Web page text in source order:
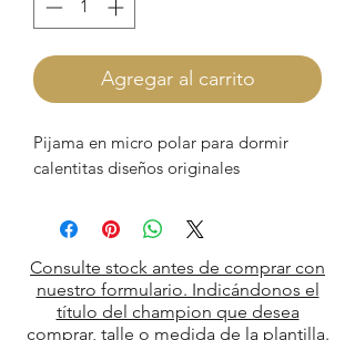
Agregar al carrito
Pijama en micro polar para dormir
calentitas diseños originales
Consulte stock antes de comprar con
nuestro formulario. Indicándonos el
título del champion que desea
comprar, talle o medida de la plantilla.